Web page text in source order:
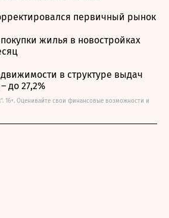
первичный рынок
жилья в новостройках
в структуре выдач
до 27,2%
16+. Оценивайте свои финансовые возможности и